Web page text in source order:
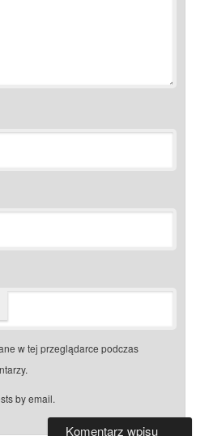
w tej przeglądarce podczas
by email.